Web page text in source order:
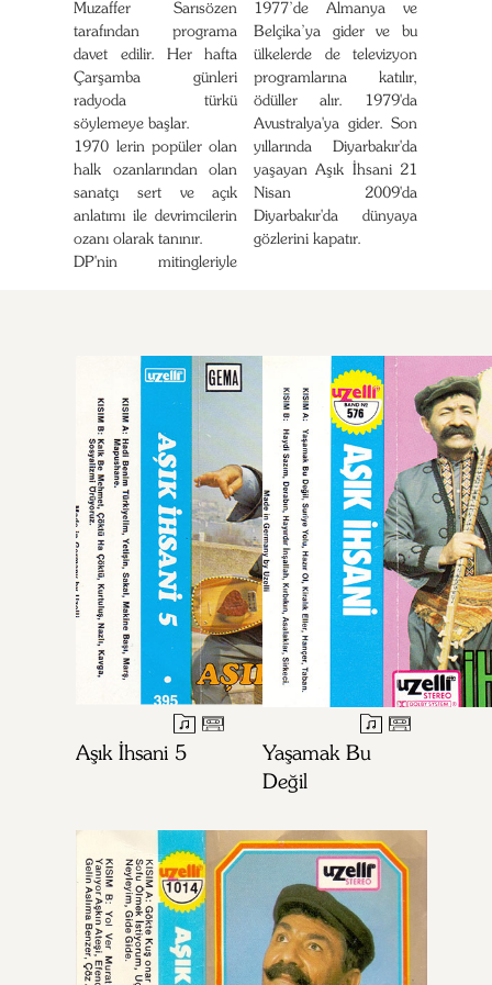
Muzaffer Sarısözen
tarafından programa
davet edilir. Her hafta
Çarşamba günleri
radyoda türkü
söylemeye başlar.
1970 lerin popüler olan
halk ozanlarından olan
sanatçı sert ve açık
anlatımı ile devrimcilerin
ozanı olarak tanınır.
DP'nin mitingleriyle
1977’de Almanya ve
Belçika’ya gider ve bu
ülkelerde de televizyon
programlarına katılır,
ödüller alır. 1979'da
Avustralya'ya gider. Son
yıllarında Diyarbakır'da
yaşayan Aşık İhsani 21
Nisan 2009'da
Diyarbakır'da dünyaya
gözlerini kapatır.
Aşık İhsani 5
Yaşamak Bu
Değil